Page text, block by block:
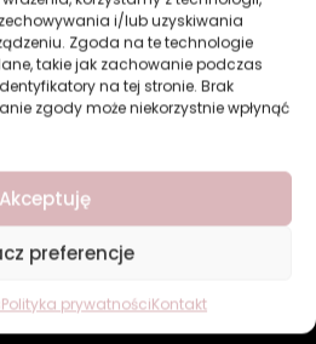
i/lub uzyskiwania
Zgoda na te technologie
takie jak zachowanie podczas
na tej stronie. Brak
zgody może niekorzystnie wpłynąć
Akceptuję
preferencje
Polityka prywatnościKontakt
wynosiła:
23,48 zł.17,61 zł.
Najniższa cena w ciągu
ostatnich 30 dni:17,61
Dodaj do koszyka